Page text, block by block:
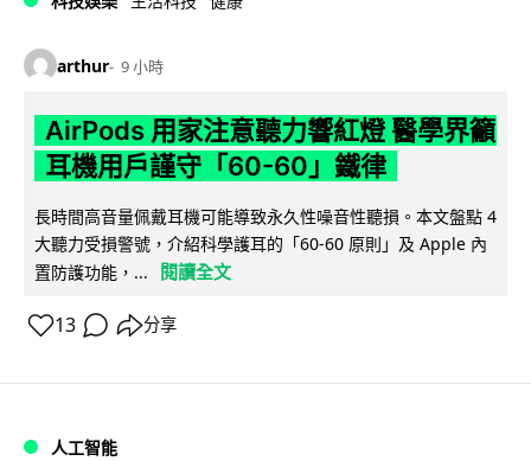
arthur 9 小時
AirPods 用家注意聽力響紅燈 醫學界籲
耳機用戶謹守「60-60」鐵律
長時間高音量佩戴耳機可能導致永久性噪音性聽損。本文盤點 4
大聽力受損警號，介紹科學護耳的「60-60 原則」及 Apple 內
置防護功能，...
閱讀全文
13 分享
人工智能